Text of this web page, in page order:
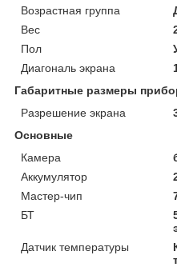
Возрастная группа
Вес
Пол
Диагональ экрана
Габаритные размеры
Разрешение экрана
Основные
Камера
Аккумулятор
Мастер-чип
БТ
Датчик температуры